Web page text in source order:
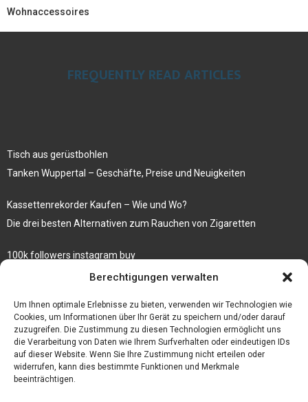
Berechtigungen verwalten
Um Ihnen optimale Erlebnisse zu bieten, verwenden wir Technologien wie
Cookies, um Informationen über Ihr Gerät zu speichern und/oder darauf
zuzugreifen. Die Zustimmung zu diesen Technologien ermöglicht uns
die Verarbeitung von Daten wie Ihrem Surfverhalten oder eindeutigen IDs
auf dieser Website. Wenn Sie Ihre Zustimmung nicht erteilen oder
widerrufen, kann dies bestimmte Funktionen und Merkmale
beeinträchtigen.
Wohnaccessoires
FREQUENTLY READ ARTICLES
Tisch aus gerüstbohlen
Tanken Wuppertal – Geschäfte, Preise und Neuigkeiten
Kassettenrekorder Kaufen – Wie und Wo?
Die drei besten Alternativen zum Rauchen von Zigaretten
100k followers instagram buy
Rezepte für gekochte Süßkartoffeln
Gönnen Sie sich bedruckte Fliesen mit einem eigenen Bild